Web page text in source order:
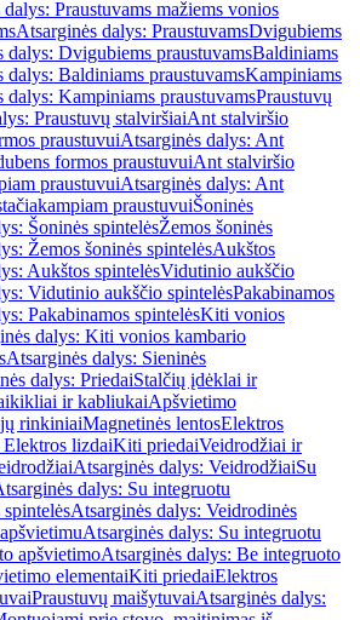
Praustuvams mažiems vonios
Atsarginės dalys: PraustuvamsDvigubiems
dalys: Dvigubiems praustuvamsBaldiniams
dalys: Baldiniams praustuvamsKampiniams
dalys: Kampiniams praustuvamsPraustuvų
Praustuvų stalviršiaiAnt stalviršio
praustuvuiAtsarginės dalys: Ant
formos praustuvuiAnt stalviršio
praustuvuiAtsarginės dalys: Ant
praustuvuiŠoninės
Šoninės spintelėsŽemos šoninės
Žemos šoninės spintelėsAukštos
Aukštos spintelėsVidutinio aukščio
Vidutinio aukščio spintelėsPakabinamos
Pakabinamos spintelėsKiti vonios
dalys: Kiti vonios kambario
Atsarginės dalys: Sieninės
dalys: PriedaiStalčių įdėklai ir
ir kabliukaiApšvietimo
rinkiniaiMagnetinės lentosElektros
lizdaiKiti priedaiVeidrodžiai ir
Atsarginės dalys: VeidrodžiaiSu
dalys: Su integruotu
Atsarginės dalys: Veidrodinės
Atsarginės dalys: Su integruotu
apšvietimoAtsarginės dalys: Be integruoto
elementaiKiti priedaiElektros
Praustuvų maišytuvaiAtsarginės dalys: